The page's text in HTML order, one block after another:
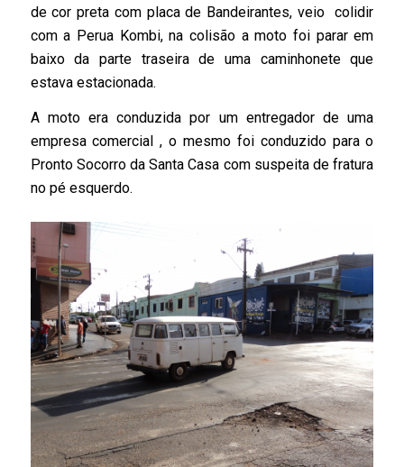
de cor preta com placa de Bandeirantes, veio colidir
com a Perua Kombi, na colisão a moto foi parar em
baixo da parte traseira de uma caminhonete que
estava estacionada.
A moto era conduzida por um entregador de uma
empresa comercial , o mesmo foi conduzido para o
Pronto Socorro da Santa Casa com suspeita de fratura
no pé esquerdo.